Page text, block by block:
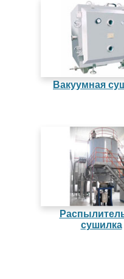
Вакуумная
сушилка